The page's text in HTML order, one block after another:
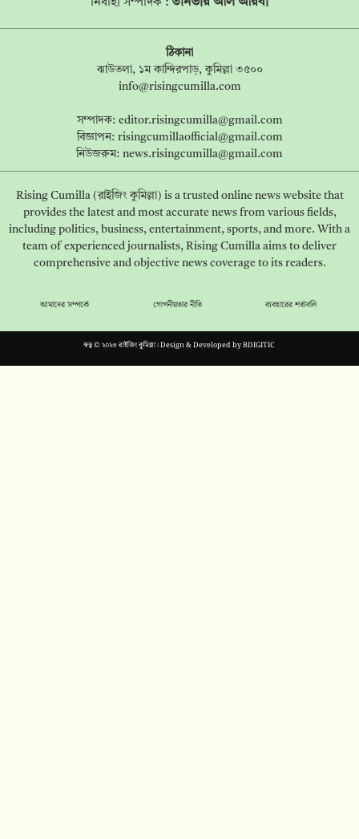
নির্বাহী সম্পাদক :
ঠিকানা
ঝাউতলা, ১ম কান্দিরপাড়, কুমিল্লা ৩৫০০
info@risingcumilla.com
সম্পাদক: editor.risingcumilla@gmail.com
বিজ্ঞাপন: risingcumillaofficial@gmail.com
নিউজরুম: news.risingcumilla@gmail.com
Rising Cumilla (রাইজিং কুমিল্লা) is a trusted online news website that
provides the latest and most accurate news from various fields,
including politics, business, entertainment, sports, and more. With a
team of experienced journalists, Rising Cumilla aims to deliver
comprehensive and objective news coverage to its readers.
আমাদের সম্পর্কে গোপনীয়তার নীতি ব্যবহারের শর্তাবলি
স্বত্ব © ২০২৩ রাইজিং কুমিল্লা। Design & Developed byBDIGITIC